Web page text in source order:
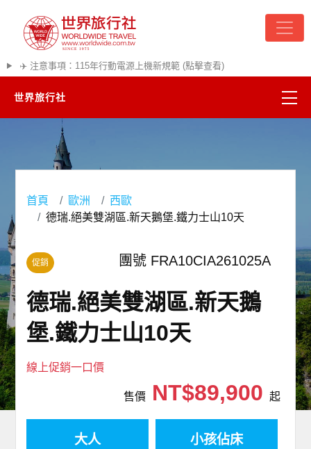
✈️ 注意事項：115年行動電源上機新規範 (點擊查看)
世界旅行社
精彩越南
熱門韓國
超夯日本
悠遊美加
遊輪河輪
世界臻旅
中東非洲
歐洲之旅
首頁 歐洲
西歐
德瑞.絕美雙湖區.新天鵝堡.鐵力士山10天
促銷 團號 FRA10CIA261025A
德瑞.絕美雙湖區.新天鵝
堡.鐵力士山10天
線上促銷一口價
售價NT$89,900 起
大人 小孩佔床